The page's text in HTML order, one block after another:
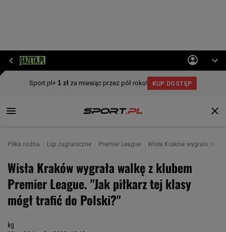
Piłka nożna Ligi zagraniczne Premier League Wisła Kraków wygrała
Wisła Kraków wygrała walkę z klubem
Premier League. "Jak piłkarz tej klasy
mógł trafić do Polski?"
kg